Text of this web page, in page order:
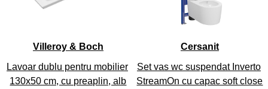
Villeroy & Boch
Lavoar dublu pentru mobilier
130x50 cm, cu preaplin, alb
Cersanit
Set vas wc suspendat Inverto
StreamOn cu capac soft close